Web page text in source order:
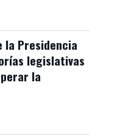
la Presidencia
legislativas
la